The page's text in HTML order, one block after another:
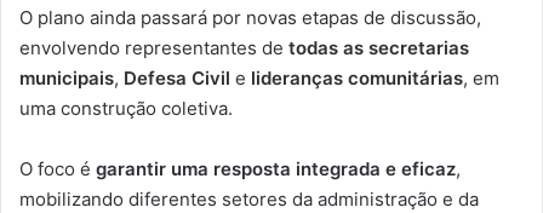
O plano ainda passará por novas etapas de discussão,
envolvendo representantes de todas as secretarias
municipais, Defesa Civil e lideranças comunitárias, em
uma construção coletiva.
O foco é garantir uma resposta integrada e eficaz,
mobilizando diferentes setores da administração e da